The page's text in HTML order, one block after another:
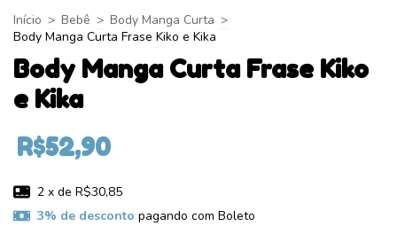
Início > Bebê > Body Manga Curta >
Body Manga Curta Frase Kiko e Kika
Body Manga Curta Frase Kiko
e Kika
R$52,90
2 x de R$30,85
3% de desconto pagando com Boleto